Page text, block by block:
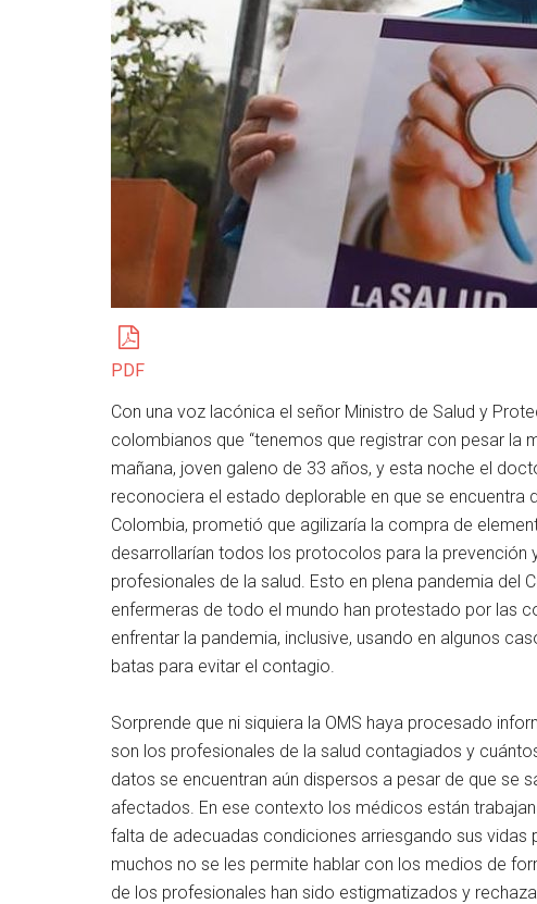
PDF
Con una voz lacónica el señor Ministro de Salud y
colombianos que “tenemos que registrar con pesar
mañana, joven galeno de 33 años, y esta noche el
reconociera el estado deplorable en que se encuentra
Colombia, prometió que agilizaría la compra de
desarrollarían todos los protocolos para la prevención
profesionales de la salud. Esto en plena pandemia del
enfermeras de todo el mundo han protestado por las
enfrentar la pandemia, inclusive, usando en algunos
batas para evitar el contagio.
Sorprende que ni siquiera la OMS haya procesado
son los profesionales de la salud contagiados y
datos se encuentran aún dispersos a pesar de que se
afectados. En ese contexto los médicos están
falta de adecuadas condiciones arriesgando sus
muchos no se les permite hablar con los medios de
de los profesionales han sido estigmatizados y